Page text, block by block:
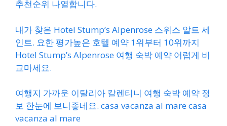
추천순위 나열합니다.
내가 찾은 Hotel Stump’s Alpenrose 스위스 알트 세
인트. 요한 평가높은 호텔 예약 1위부터 10위까지
Hotel Stump’s Alpenrose 여행 숙박 예약 어렵게 비
교마세요.
여행지 가까운 이탈리아 칼렌티니 여행 숙박 예약 정
보 한눈에 보니좋네요. casa vacanza al mare casa
vacanza al mare